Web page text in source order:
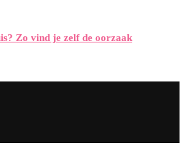
Zo vind je zelf de oorzaak